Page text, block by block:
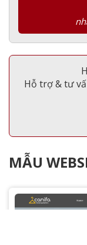
Hỗ trợ & tư
MẪU